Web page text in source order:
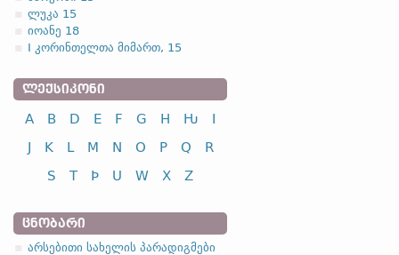
ლუკა 15
იოანე 18
I კორინთელთა მიმართ, 15
ᲚᲔᲥᲡᲘᲙᲝᲜᲘ
A B D E F G H Ƕ
I
J
K L M N O P Q
R
S
T Þ U W X Z
ᲪᲜᲝᲑᲐᲠᲘ
არსებითი სახელის პარადიგმები